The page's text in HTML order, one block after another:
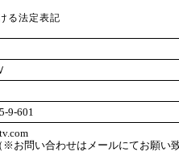
る法定表記
9-601
※お問い合わせはメールにてお願い致